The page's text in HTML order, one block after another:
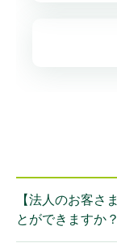
【法人のお客さ
とができますか？